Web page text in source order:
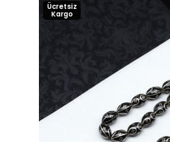
Ücretsiz
Kargo